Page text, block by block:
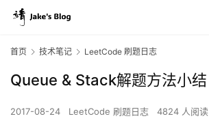
首页 技术笔记 LeetCode 刷题日志
Queue & Stack解题方法小结
2017-08-24 LeetCode 刷题日志 4824 人阅读